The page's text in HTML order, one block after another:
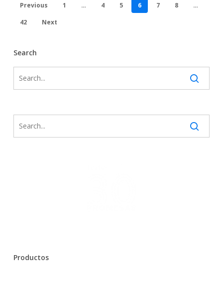
Previous 1 … 4 5 6 7 8
…
42
Next
Search
Productos